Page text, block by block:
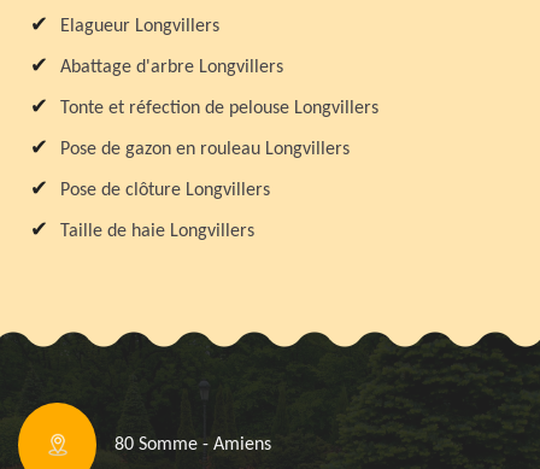
Elagueur Longvillers
Abattage d'arbre Longvillers
Tonte et réfection de pelouse Longvillers
Pose de gazon en rouleau Longvillers
Pose de clôture Longvillers
Taille de haie Longvillers
80 Somme - Amiens